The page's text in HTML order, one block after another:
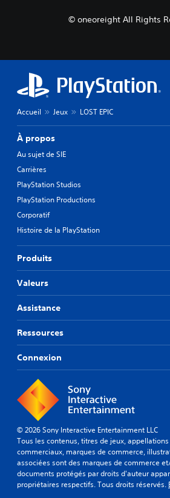
© oneoreight All Rights
Accueil Jeux LOST EPIC
À propos
Au sujet de SIE
Carrières
PlayStation Studios
PlayStation Productions
Corporatif
Histoire de la PlayStation
Produits
Valeurs
Assistance
Ressources
Connexion
© 2026 Sony Interactive Entertainment LLC
Tous les contenus, titres de jeux,
commerciaux, marques de commerce,
associées sont des marques de commerce
documents protégés par droits d'auteur
propriétaires respectifs. Tous droits réservés.